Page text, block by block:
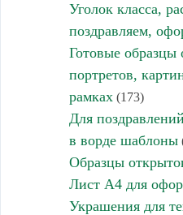
Уголок класса,
поздравляем,
Готовые образцы
портретов,
рамках(173)
Для
в ворде шаблоны
Образцы
Лист А4 для
Украшения для